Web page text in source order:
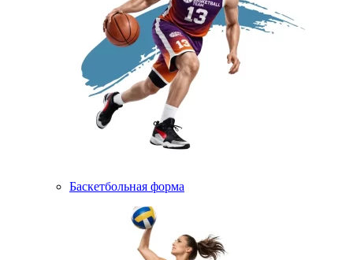
Баскетбольная форма